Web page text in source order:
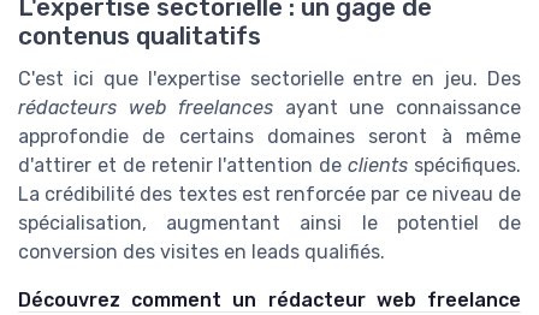
L'expertise sectorielle : un gage de
contenus qualitatifs
C'est ici que l'expertise sectorielle entre en jeu. Des
rédacteurs web freelances ayant une connaissance
approfondie de certains domaines seront à même
d'attirer et de retenir l'attention declients spécifiques.
La crédibilité des textes est renforcée par ce niveau de
spécialisation, augmentant ainsi le potentiel de
conversion des visites en leads qualifiés.
Découvrez comment un rédacteur web freelance